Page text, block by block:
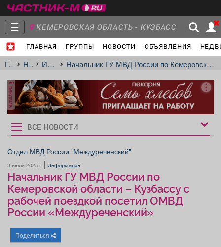
☰ КЕМЕРОВСКАЯ ОБЛАСТЬ - КУЗБАСС
ГЛАВНАЯ ГРУППЫ НОВОСТИ ОБЪЯВЛЕНИЯ
Главная
Новости
Объявления Недвижимость Услуги
Работа Транспорт
Афиша
ГлавнаяНовостиИнформацияНачальник ГУ МВД России по Кемеровской области – Кузбассу с рабочей поездкой посетил ОМВД России «Междуреченский»
реклама
Рукбрики
новостей
ВСЕ НОВОСТИ
Отдел МВД России "Междуреченский"
3 июля 2025 г. Информация
Начальник ГУ МВД России по
Кемеровской области – Кузбассу с
рабочей поездкой посетил ОМВД
России «Междуреченский»
Поделиться